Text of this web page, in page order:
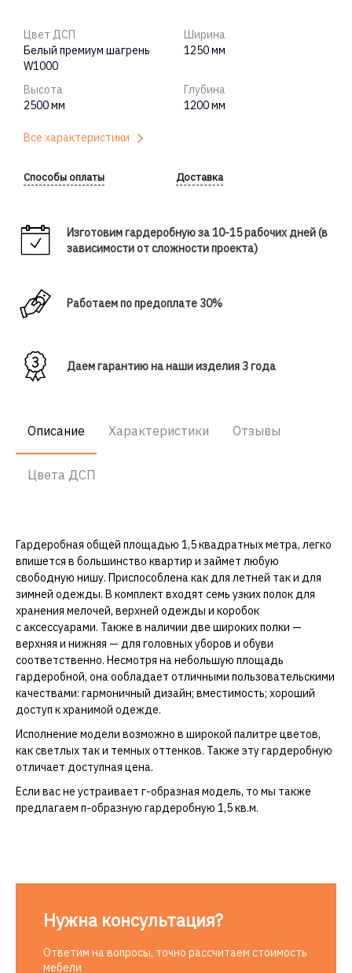
Цвет ДСП
Белый премиум шагрень
W1000
Ширина
1250 мм
Высота
2500 мм
Глубина
1200 мм
Все характеристики
Способы оплаты Доставка
Изготовим гардеробную за 10-15 рабочих дней (в
зависимости от сложности проекта)
Работаем по предоплате 30%
Даем гарантию на наши изделия 3 года
Описание Характеристики Отзывы
Цвета ДСП
Гардеробная общей площадью 1,5 квадратных метра, легко
впишется в большинство квартир и займет любую
свободную нишу. Приспособлена как для летней так и для
зимней одежды. В комплект входят семь узких полок для
хранения мелочей, верхней одежды и коробок
с аксессуарами. Также в наличии две широких полки —
верхняя и нижняя — для головных уборов и обуви
соответственно. Несмотря на небольшую площадь
гардеробной, она ообладает отличными пользовательскими
качествами: гармоничный дизайн; вместимость; хороший
доступ к хранимой одежде.
Исполнение модели возможно в широкой палитре цветов,
как светлых так и темных оттенков. Также эту гардеробную
отличает доступная цена.
Если вас не устраивает г-образная модель, то мы также
предлагаем п-образную гардеробную 1,5 кв.м.
Нужна консультация?
Ответим на вопросы, точно рассчитаем стоимость
мебели